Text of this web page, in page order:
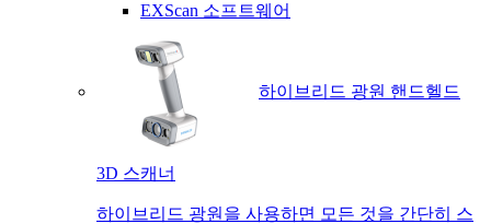
EXScan 소프트웨어
하이브리드 광원 핸드헬드
3D 스캐너
하이브리드 광원을 사용하면 모든 것을 간단히 스